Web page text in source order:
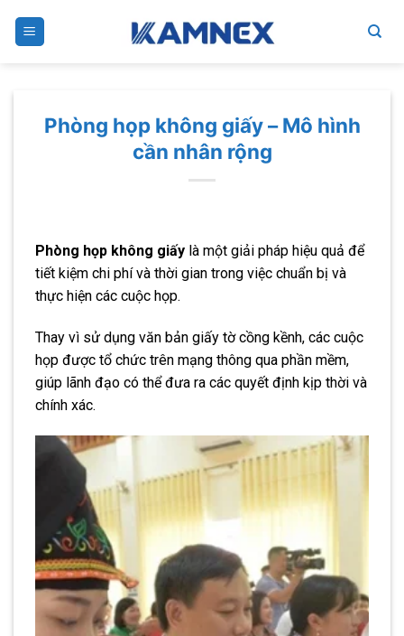
Phòng họp không giấy – Mô hình
cần nhân rộng
Phòng họp không giấy là một giải pháp hiệu quả để
tiết kiệm chi phí và thời gian trong việc chuẩn bị và
thực hiện các cuộc họp.
Thay vì sử dụng văn bản giấy tờ cồng kềnh, các cuộc
họp được tổ chức trên mạng thông qua phần mềm,
giúp lãnh đạo có thể đưa ra các quyết định kịp thời và
chính xác.